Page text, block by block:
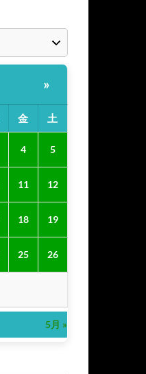
»
金 土
4 5
11 12
18 19
25 26
5月 »